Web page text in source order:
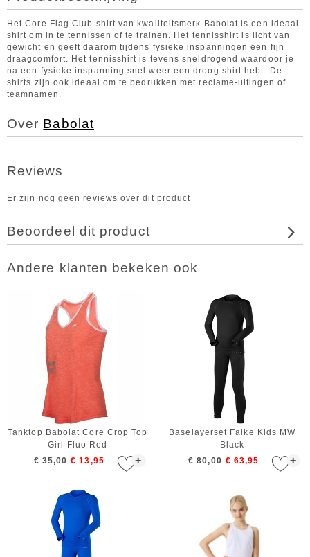
Het Core Flag Club shirt van kwaliteitsmerk Babolat is een ideaal
shirt om in te tennissen of te trainen. Het tennisshirt is licht van
gewicht en geeft daarom tijdens fysieke inspanningen een fijn
draagcomfort. Het tennisshirt is tevens sneldrogend waardoor je
na een fysieke inspanning snel weer een droog shirt hebt. De
shirts zijn ook ideaal om te bedrukken met reclame-uitingen of
teamnamen.
Over Babolat
Reviews
Er zijn nog geen reviews over dit product
Beoordeel dit product
Andere klanten bekeken ook
+
Tanktop Babolat Core Crop Top
Girl Fluo Red
€ 35,00 € 13,95 +
Baselayerset Falke Kids MW
Black
€ 80,00 € 63,95